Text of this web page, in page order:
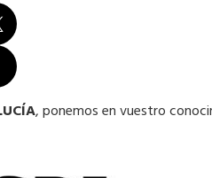
, ponemos en vuestro